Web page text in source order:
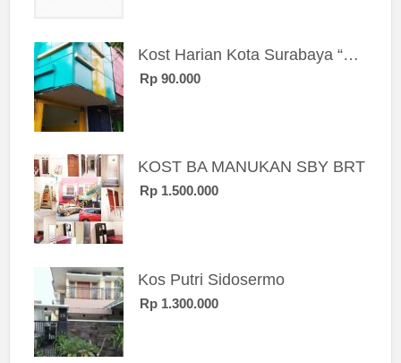
Kost Harian Kota Surabaya “Sierra Kost”
Rp 90.000
KOST BA MANUKAN SBY BRT
Rp 1.500.000
Kos Putri Sidosermo
Rp 1.300.000